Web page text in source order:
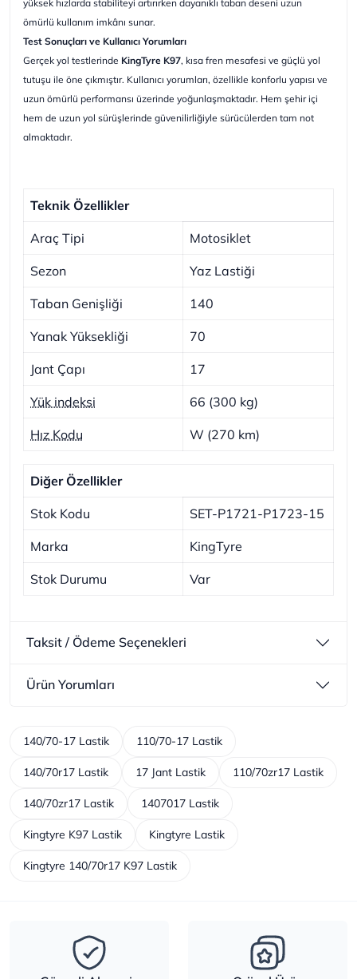
yüksek hızlarda stabiliteyi artırırken dayanıklı taban deseni uzun
ömürlü kullanım imkânı sunar.
Test Sonuçları ve Kullanıcı Yorumları
Gerçek yol testlerinde KingTyre K97, kısa fren mesafesi ve güçlü yol
tutuşu ile öne çıkmıştır. Kullanıcı yorumları, özellikle konforlu yapısı ve
uzun ömürlü performansı üzerinde yoğunlaşmaktadır. Hem şehir içi
hem de uzun yol sürüşlerinde güvenilirliğiyle sürücülerden tam not
almaktadır.
Teknik Özellikler
Araç Tipi Motosiklet
Sezon Yaz Lastiği
Taban Genişliği 140
Yanak Yüksekliği 70
Jant Çapı 17
Yük indeksi 66 (300 kg)
Hız Kodu W (270 km)
Diğer Özellikler
Stok Kodu SET-P1721-P1723-15
Marka KingTyre
Stok Durumu Var
Taksit / Ödeme Seçenekleri
Ürün Yorumları
140/70-17 Lastik 110/70-17 Lastik
140/70r17 Lastik 17 Jant Lastik 110/70zr17 Lastik
140/70zr17 Lastik 1407017 Lastik
Kingtyre K97 Lastik Kingtyre Lastik
Kingtyre 140/70r17 K97 Lastik